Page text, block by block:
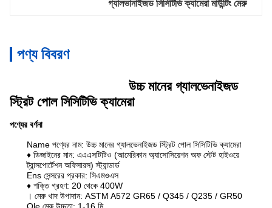
গ্যালভানাইজড সিসিটিভি ক্যামেরা মাউন্টিং মেরু
পণ্য বিবরণ
উচ্চ মানের গ্যালভেনাইজড
স্ট্রিট পোল সিসিটিভি ক্যামেরা
পণ্যের বর্ণনা
Name পণ্যের নাম: উচ্চ মানের গ্যালভেনাইজড স্ট্রিট পোল সিসিটিভি ক্যামেরা
♦ ডিজাইনের মান: এএএসটিটিও (আমেরিকান অ্যাসোসিয়েশন অফ স্টেট হাইওয়ে
ট্রান্সপোর্টেশন অফিসারস) স্ট্যান্ডার্ড
Ens সেন্সরের প্রকার: সিএমওএস
♦ শক্তি গ্রহণ: 20 থেকে 400W
। মেরু খাদ উপাদান: ASTM A572 GR65 / Q345 / Q235 / GR50